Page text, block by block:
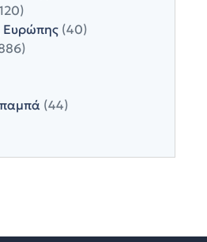
Ευρώπης(40)
(44)